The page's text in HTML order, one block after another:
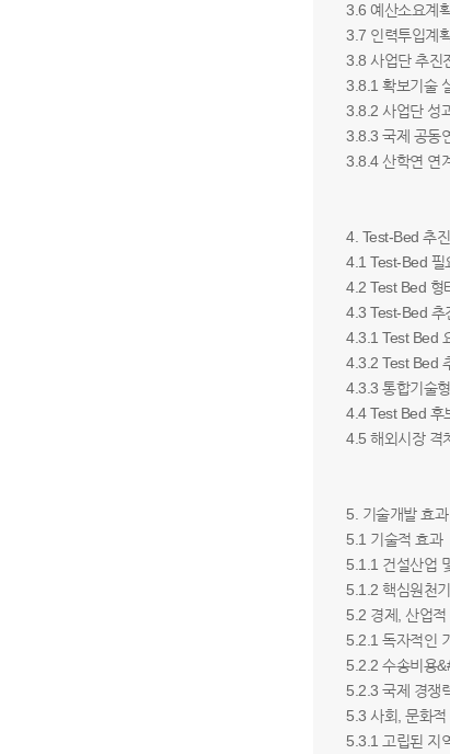
3.6 예산소요계
3.7 인력투입계
3.8 사업단 추진
3.8.1 확보기술
3.8.2 사업단 성
3.8.3 국제 공동
3.8.4 산학연 연
4. Test-Bed 추
4.1 Test-Bed 필
4.2 Test Bed 형
4.3 Test-Bed 추
4.3.1 Test Bed
4.3.2 Test Bed
4.3.3 통합기술
4.4 Test Bed 후
4.5 해외시장 격
5. 기술개발 효과
5.1 기술적 효과
5.1.1 건설산업
5.1.2 핵심원천
5.2 경제, 산업
5.2.1 독자적인
5.2.2 수송비용
5.2.3 국제 경쟁
5.3 사회, 문화
5.3.1 고립된 지